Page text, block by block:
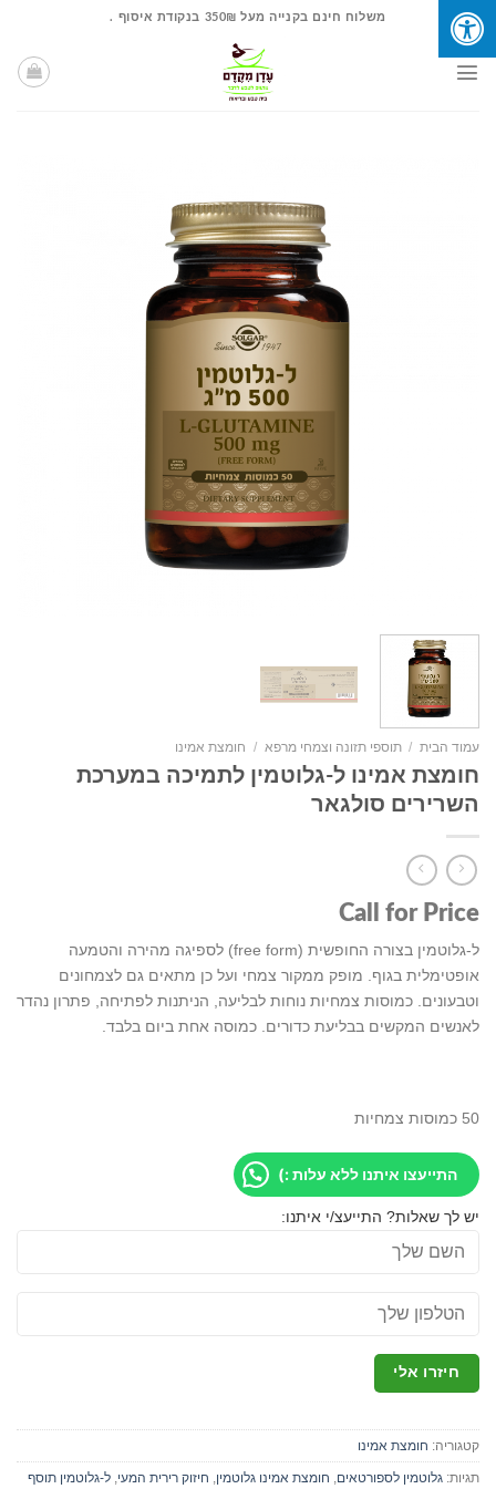
Skip
content
משלוח חינם בקנייה מעל 350₪ בנקודת איסוף .
עמוד הבית / תוספי תזונה וצמחי מרפא / חומצת אמינו
חומצת אמינו ל-גלוטמין לתמיכה במערכת
השרירים סולגאר
Call for Price
ל-גלוטמין בצורה החופשית (free form) לספיגה מהירה והטמעה
אופטימלית בגוף. מופק ממקור צמחי ועל כן מתאים גם לצמחונים
וטבעונים. כמוסות צמחיות נוחות לבליעה, הניתנות לפתיחה, פתרון נהדר
לאנשים המקשים בבליעת כדורים. כמוסה אחת ביום בלבד.
50 כמוסות צמחיות
התייעצו איתנו ללא עלות :)
יש לך שאלות? התייעצ/י איתנו:
קטגוריה: חומצת אמינו
תגיות: גלוטמין לספורטאים חומצת אמינו גלוטמין חיזוק רירית המעי ל-גלוטמין תוסף